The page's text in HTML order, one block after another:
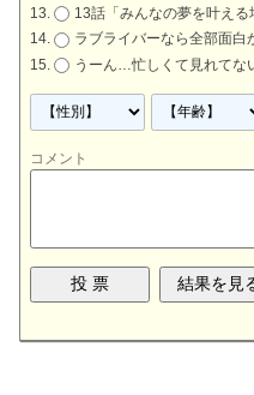
13話「みんなの夢を叶える
ラブライバーなら全部面白
うーん…忙しくて見れて
コメント